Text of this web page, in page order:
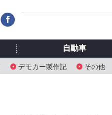
デモカー製作記 その他
自動車